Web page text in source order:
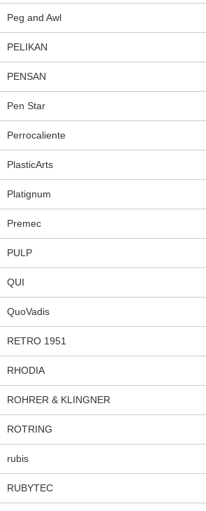
Peg and Awl
PELIKAN
PENSAN
Pen Star
Perrocaliente
PlasticArts
Platignum
Premec
PULP
QUI
QuoVadis
RETRO 1951
RHODIA
ROHRER & KLINGNER
ROTRING
rubis
RUBYTEC